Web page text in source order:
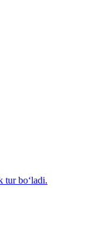
tur boʻladi.